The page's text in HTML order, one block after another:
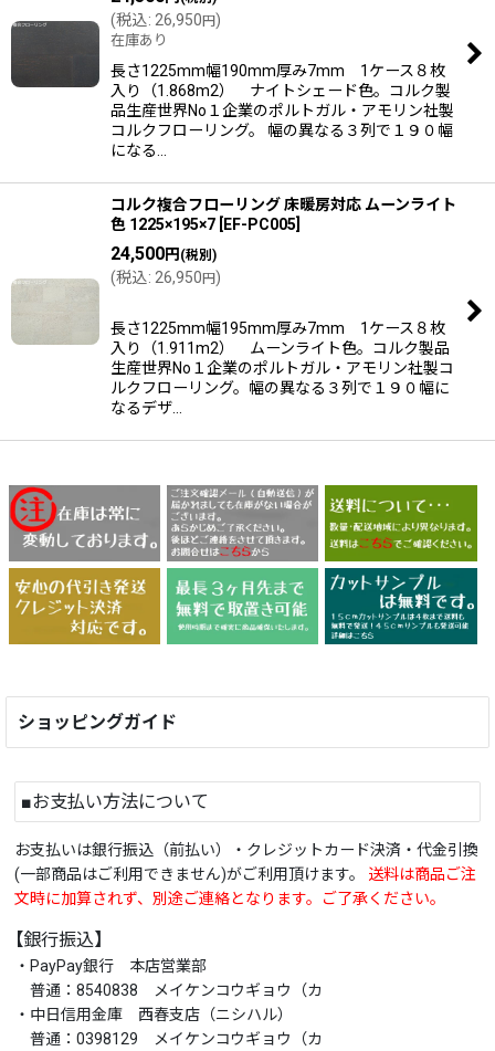
(税込: 26,950 円 )
在庫あり
長さ1225mm幅190mm厚み7mm 1ケース８枚
入り（1.868m2） ナイトシェード色。コルク製
品生産世界No１企業のポルトガル・アモリン社製
コルクフローリング。 幅の異なる３列で１９０幅
になる…
コルク複合フローリング 床暖房対応 ムーンライト
色 1225×195×7
EF-PC005
24,500円 (税別)
(税込: 26,950 円 )
長さ1225mm幅195mm厚み7mm 1ケース８枚
入り（1.911m2） ムーンライト色。コルク製品
生産世界No１企業のポルトガル・アモリン社製コ
ルクフローリング。幅の異なる３列で１９０幅に
なるデザ…
ショッピングガイド
■お支払い方法について
お支払いは銀行振込（前払い）・クレジットカード決済・代金引換
(一部商品はご利用できません)がご利用頂けます。 送料は商品ご注
文時に加算されず、別途ご連絡となります。ご了承ください。
【銀行振込】
・PayPay銀行 本店営業部
普通：8540838 メイケンコウギョウ（カ
・中日信用金庫 西春支店（ニシハル）
普通：0398129 メイケンコウギョウ（カ